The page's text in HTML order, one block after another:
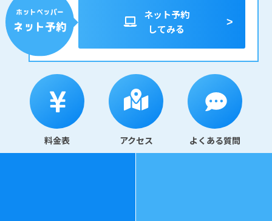
ネット予約
してみる
料金表 アクセス よくある質問